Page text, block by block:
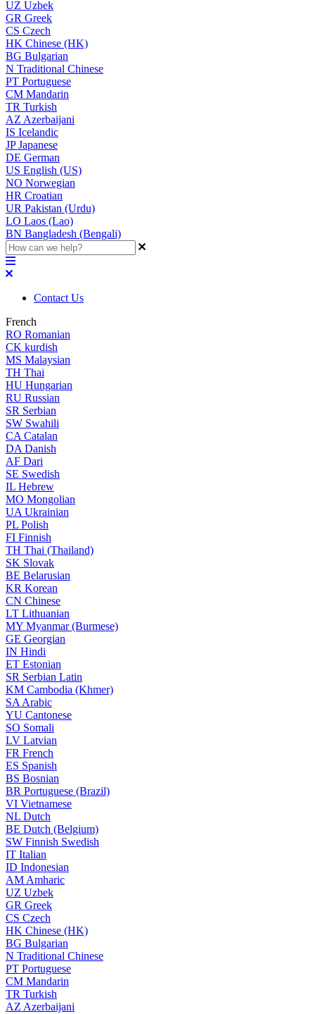
UZ Uzbek
GR Greek
CS Czech
HK Chinese (HK)
BG Bulgarian
N Traditional Chinese
PT Portuguese
CM Mandarin
TR Turkish
AZ Azerbaijani
IS Icelandic
JPJapanese
DE German
US English (US)
NO Norwegian
HR Croatian
UR Pakistan (Urdu)
LO Laos (Lao)
BN Bangladesh (Bengali)
Contact Us
French
RO Romanian
CK kurdish
MS Malaysian
TH Thai
HU Hungarian
RU Russian
SR Serbian
SW Swahili
CA Catalan
DA Danish
AF Dari
SE Swedish
IL Hebrew
MO Mongolian
UA Ukrainian
PL Polish
FI Finnish
TH Thai (Thailand)
SK Slovak
BE Belarusian
KR Korean
CN Chinese
LT Lithuanian
MY Myanmar (Burmese)
GE Georgian
IN Hindi
ET Estonian
SR Serbian Latin
KM Cambodia (Khmer)
SA Arabic
YU Cantonese
SO Somali
LV Latvian
FR French
ES Spanish
BS Bosnian
BR Portuguese (Brazil)
VI Vietnamese
NL Dutch
BE Dutch (Belgium)
SW Finnish Swedish
IT Italian
ID Indonesian
AM Amharic
UZ Uzbek
GR Greek
CS Czech
HK Chinese (HK)
BG Bulgarian
N Traditional Chinese
PT Portuguese
CM Mandarin
TR Turkish
AZ Azerbaijani